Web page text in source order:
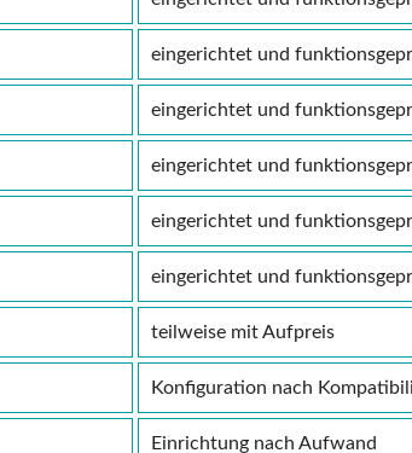
eingerichtet und
eingerichtet und
eingerichtet und
eingerichtet und
eingerichtet und
teilweise mit Aufpreis
Konfiguration nach
Einrichtung nach Aufwand